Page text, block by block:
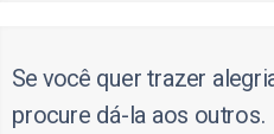
Se você quer trazer
procure dá-la aos outros.